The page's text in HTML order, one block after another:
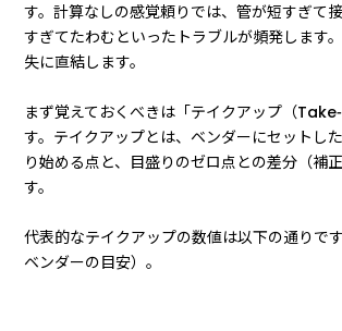
す。計算なしの感覚頼りでは、管が短すぎて
すぎてたわむといったトラブルが頻発します
失に直結します。
まず覚えておくべきは「テイクアップ（
す。テイクアップとは、ベンダーにセットし
り始める点と、目盛りのゼロ点との差分（補
す。
代表的なテイクアップの数値は以下の通りで
ベンダーの目安）。